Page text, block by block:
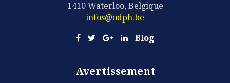
1410 Waterloo, Belgique
infos@odph.be
Blog
Avertissement